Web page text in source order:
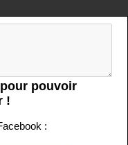
pouvoir
!
: